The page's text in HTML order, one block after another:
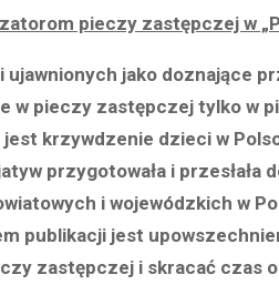
pieczy zastępczej w
ujawnionych jako doznające
w pieczy zastępczej tylko w
krzywdzenie dzieci w
przygotowała i
i wojewódzkich w
publikacji jest
zastępczej i skracać czas